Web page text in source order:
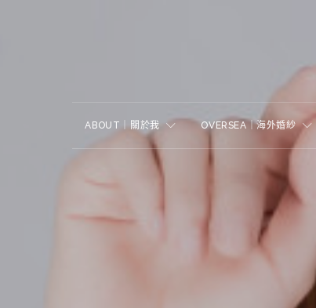
ABOUT｜關於我 OVERSEA｜海外婚紗